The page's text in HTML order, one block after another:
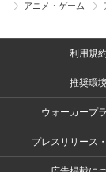
アニメ・ゲーム
利用規
推奨環
ウォーカープ
プレスリリース